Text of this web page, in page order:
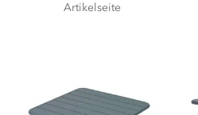
Artikelseite